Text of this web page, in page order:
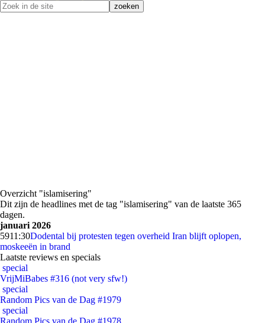
Overzicht "islamisering"
Dit zijn de headlines met de tag "islamisering" van de laatste 365
dagen.
januari 2026
5911:30Dodental bij protesten tegen overheid Iran blijft oplopen,
moskeeën in brand
Laatste reviews en specials
special
VrijMiBabes #316 (not very sfw!)
special
Random Pics van de Dag #1979
special
Random Pics van de Dag #1978